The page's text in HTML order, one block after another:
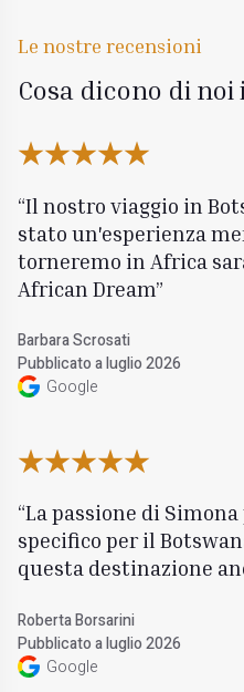
Le nostre recensioni
Cosa dicono di
Il nostro viaggio in
stato un'esperienza
torneremo in Africa
African Dream
Barbara Scrosati
Pubblicato a luglio 2026
Google
La passione di
specifico per il
questa destinazione
Roberta Borsarini
Pubblicato a luglio 2026
Google